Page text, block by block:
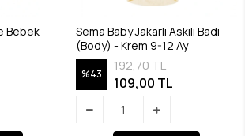
Bebek
Sema Baby Jakarlı Askılı Badi
(Body) - Krem 9-12 Ay
%43
192,70 TL
109,00 TL